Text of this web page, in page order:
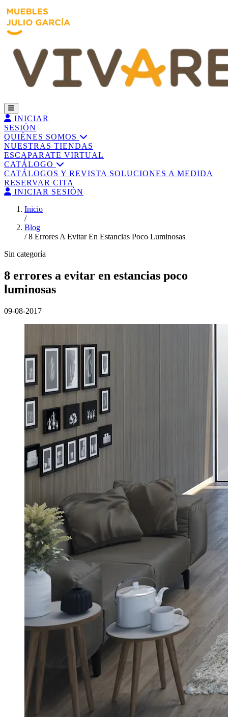
INICIAR
SESIÓN
QUIÉNES SOMOS
NUESTRAS TIENDAS
ESCAPARATE VIRTUAL
CATÁLOGO
CATÁLOGOS Y REVISTA SOLUCIONES A MEDIDA
RESERVAR CITA
INICIAR SESIÓN
Inicio
/
Blog
/ 8 Errores A Evitar En Estancias Poco Luminosas
Sin categoría
8 errores a evitar en estancias poco
luminosas
09-08-2017